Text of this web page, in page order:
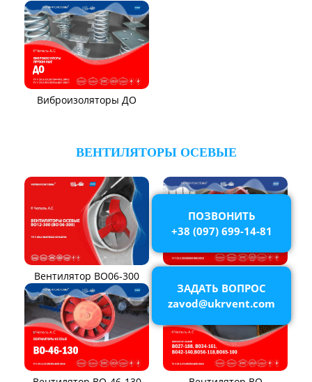
Вентиляторы для АЭС
Виброизоляторы ДО
Вентилятор ВЦП 5-45 Вентилятор ВЦП 6-46
Вентилятор ВЦП Вентилятор ВРПВ
Вентилятор ВЦП 6-45
Вентилятор ВПЗ
Вентилятор В-Ц6-30 Виброизоляторы ВРВ
ПОЗВОНИТЬ
+38 (097) 699-14-81
ЗАДАТЬ ВОПРОС
zavod@ukrvent.com